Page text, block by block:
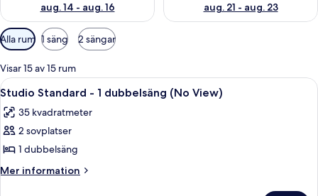
aug. 14 - aug. 16
aug. 21 - aug. 23
Tillgängliga
filter
för
rum
Alla rum 1 säng 2 sängar
Visar 15 av 15 rum
Öppna
alla
foton
för
Studio
Standard
Ett modernt hotellrum med en stor
4
Studio Standard - 1 dubbelsäng (No View)
35 kvadratmeter
2 sovplatser
1 dubbelsäng
Mer information
Mer